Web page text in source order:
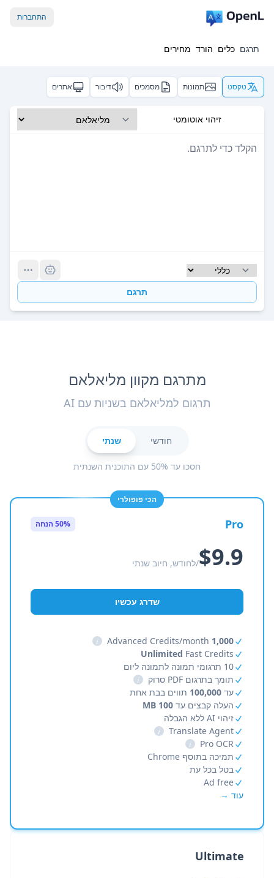
התחברות
תרגם כלים הורד מחירים
טקסט תמונות מסמכים דיבור אתרים
זיהוי אוטומטי
תרגם
מתרגם מקוון מליאלאם
תרגום למליאלאם בשניות עם AI
חודשי שנתי
חסכו עד 50% עם התוכנית השנתית
הכי פופולרי
Pro 50% הנחה
$9.9/לחודש, חיוב שנתי
שדרג עכשיו
1,000
i
Unlimited Fast Credits
10 תרגומי תמונה לתמונה ליום
תומך בתרגום PDF סרוק
i
עד 100,000 תווים בבת אחת
העלה קבצים עד 100 MB
זיהוי AI ללא הגבלה
Translate Agent
i
Pro OCR
i
תמיכה בתוסף Chrome
בטל בכל עת
Ad free
עוד →
Ultimate